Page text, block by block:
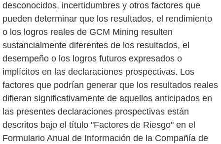
desconocidos, incertidumbres y otros factores que
pueden determinar que los resultados, el rendimiento
o los logros reales de GCM Mining resulten
sustancialmente diferentes de los resultados, el
desempeño o los logros futuros expresados o
implícitos en las declaraciones prospectivas. Los
factores que podrían generar que los resultados reales
difieran significativamente de aquellos anticipados en
las presentes declaraciones prospectivas están
descritos bajo el título "Factores de Riesgo" en el
Formulario Anual de Información de la Compañía de